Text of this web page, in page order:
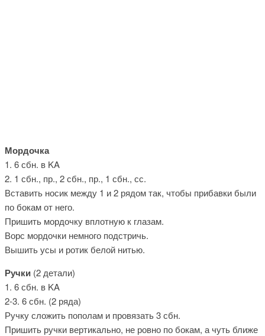
Мордочка
1. 6 сбн. в KA
2. 1 сбн., пр., 2 сбн., пр., 1 сбн., сс.
Вставить носик между 1 и 2 рядом так, чтобы прибавки были
по бокам от него.
Пришить мордочку вплотную к глазам.
Ворс мордочки немного подстричь.
Вышить усы и ротик белой нитью.
Ручки (2 детали)
1. 6 сбн. в KA
2-3. 6 сбн. (2 ряда)
Ручку сложить пополам и провязать 3 сбн.
Пришить ручки вертикально, не ровно по бокам, а чуть ближе